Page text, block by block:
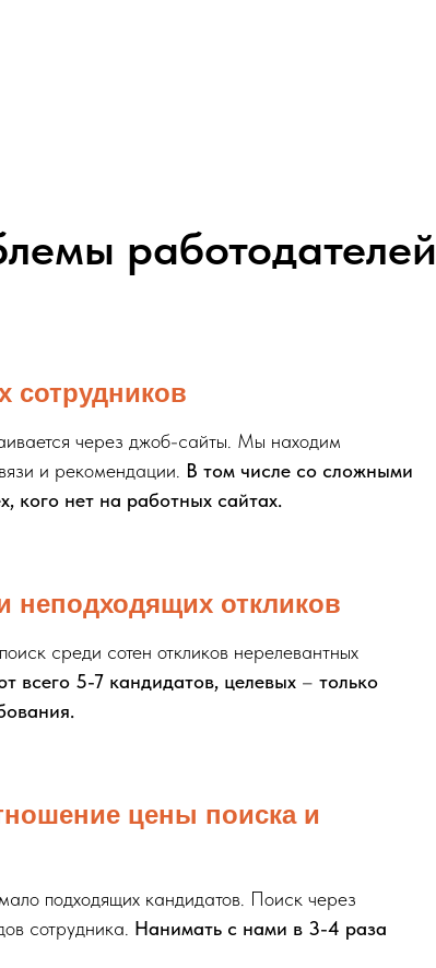
работодателей
сотрудников
через джоб-сайты. Мы находим
и рекомендации. В том числе со сложными
кого нет на работных сайтах.
неподходящих откликов
среди сотен откликов нерелевантных
всего 5-7 кандидатов, целевых – только
цены поиска и
подходящих кандидатов. Поиск через
сотрудника. Нанимать с нами в 3-4 раза